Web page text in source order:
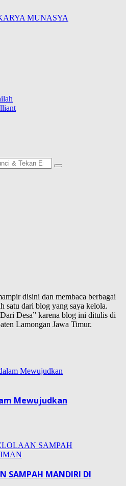
berbagai hal di sekitarnya
disini dan membaca berbagai
satu dari blog yang saya kelola.
Desa” karena blog ini ditulis di
Lamongan Jawa Timur.
Mewujudkan
SAMPAH MANDIRI DI